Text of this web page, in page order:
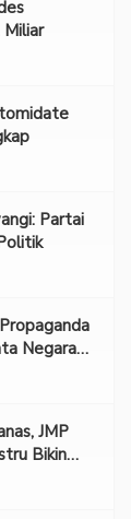
Miliar
Partai
Negara
JMP
Bikin